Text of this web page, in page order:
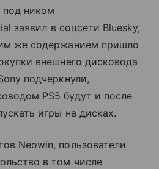
под ником
заявил в соцсети Bluesky,
же содержанием пришло
внешнего дисковода
подчеркнули,
PS5 будут и после
игры на дисках.
Neowin, пользователи
в том числе